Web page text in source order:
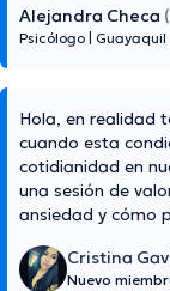
Alejandra Checa
Psicólogo Guayaquil
Hola, en realidad
cuando esta
cotidianidad en
una sesión de
ansiedad y cómo
Cristina
Nuevo